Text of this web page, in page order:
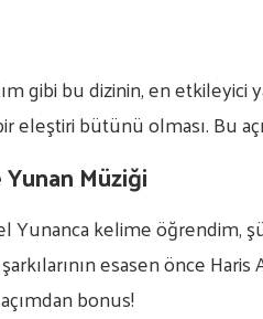
gibi bu dizinin, en etkileyici
eleştiri bütünü olması. Bu
Müziği
Yunanca kelime öğrendim,
şarkılarının esasen önce
bonus!